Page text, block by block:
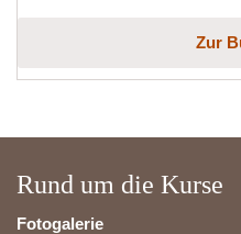
Zur
Rund um die Kurse
Fotogalerie